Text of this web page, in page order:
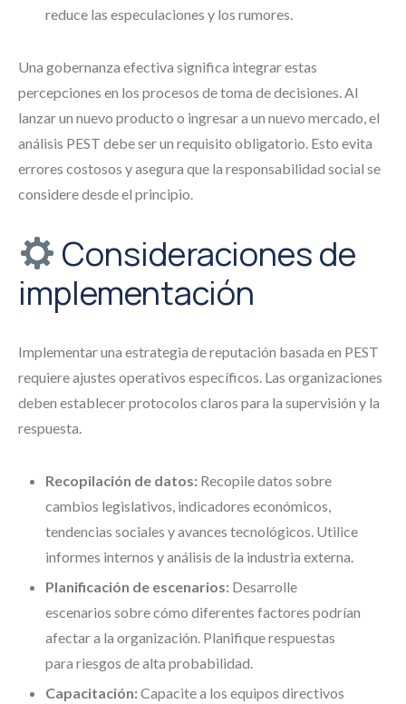
reduce las especulaciones y los rumores.
Una gobernanza efectiva significa integrar estas
percepciones en los procesos de toma de decisiones. Al
lanzar un nuevo producto o ingresar a un nuevo mercado, el
análisis PEST debe ser un requisito obligatorio. Esto evita
errores costosos y asegura que la responsabilidad social se
considere desde el principio.
Consideraciones de
implementación
Implementar una estrategia de reputación basada en PEST
requiere ajustes operativos específicos. Las organizaciones
deben establecer protocolos claros para la supervisión y la
respuesta.
Recopilación de datos: Recopile datos sobre
cambios legislativos, indicadores económicos,
tendencias sociales y avances tecnológicos. Utilice
informes internos y análisis de la industria externa.
Planificación de escenarios: Desarrolle
escenarios sobre cómo diferentes factores podrían
afectar a la organización. Planifique respuestas
para riesgos de alta probabilidad.
Capacitación:Capacite a los equipos directivos